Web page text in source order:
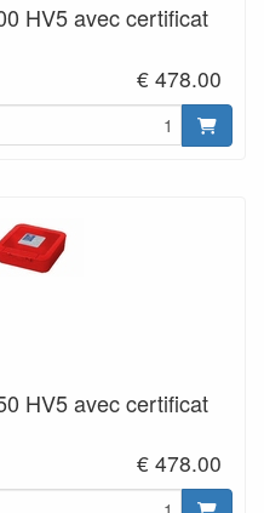
HV5 avec certificat
€ 478.00
HV5 avec certificat
€ 478.00